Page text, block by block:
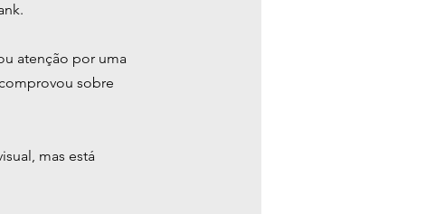
atenção por uma
sobre
mas está